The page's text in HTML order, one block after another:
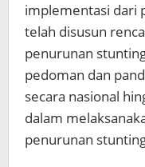
implementasi dari
telah disusun
penurunan
pedoman dan
secara nasional
dalam
penurunan